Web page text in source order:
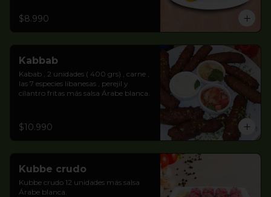
$8.990
Kabbab
Kabab , 2 unidades ( 400 grs) , carne ,
las 7 especies libanesas , perejil y
cilantro fritas más salsa Árabe blanca.
$10.990
Kubbe crudo
Kubbe crudo 12 unidades más salsa
Árabe blanca.